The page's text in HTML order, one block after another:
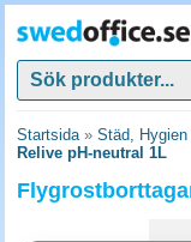
Startsida» Städ, Hygien
Relive pH-neutral 1L